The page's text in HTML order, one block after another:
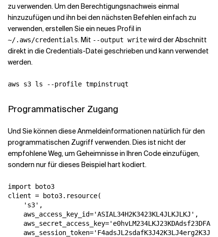
zu verwenden. Um den Berechtigungsnachweis einmal
hinzuzufügen und ihn bei den nächsten Befehlen einfach zu
verwenden, erstellen Sie ein neues Profil in
~/.aws/credentials. Mit --output writewird der Abschnitt
direkt in die Credentials-Datei geschrieben und kann verwendet
werden.
Programmatischer Zugang
Und Sie können diese Anmeldeinformationen natürlich für den
programmatischen Zugriff verwenden. Dies ist nicht der
empfohlene Weg, um Geheimnisse in Ihren Code einzufügen,
sondern nur für dieses Beispiel hart kodiert.
import boto3
client = boto3.resource(
    's3',
    aws_access_key_id='ASIAL34H2K3423KL4JLKJLKJ',